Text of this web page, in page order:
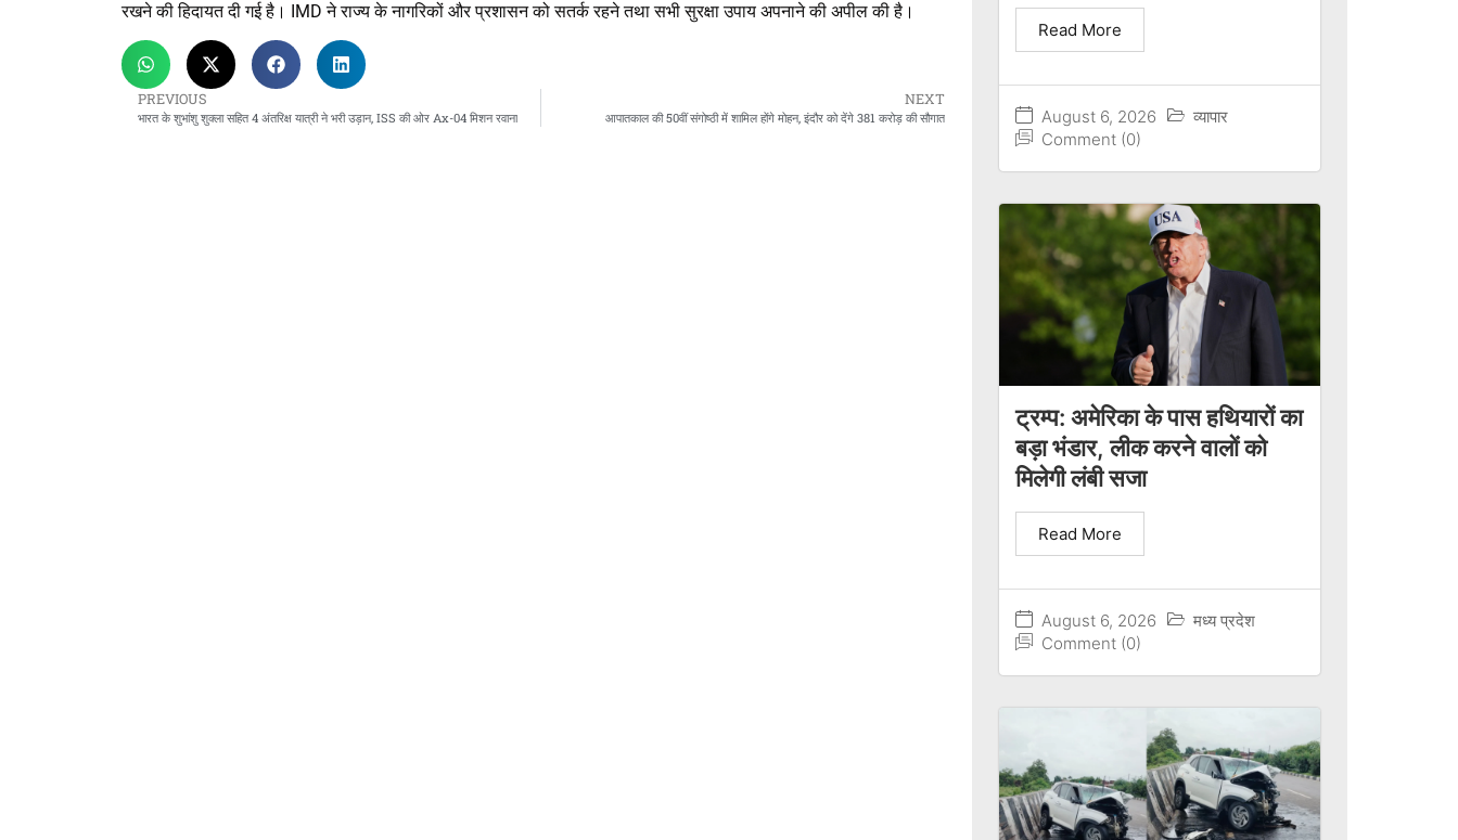
रखने की हिदायत दी गई है। IMD ने राज्य के नागरिकों और प्रशासन को सतर्क रहने तथा सभी सुरक्षा उपाय अपनाने की अपील की है।
PREVIOUS
भारत के शुभांशु शुक्ला सहित 4 अंतरिक्ष यात्री ने भरी उड़ान, ISS की ओर Ax-04 मिशन रवाना
NEXT
आपातकाल की 50वीं संगोष्ठी में शामिल होंगे मोहन, इंदौर को देंगे 381 करोड़ की सौगात August 6, 2026
व्यापार
Comment (0)
Read More
ट्रम्प: अमेरिका के पास हथियारों का
बड़ा भंडार, लीक करने वालों को
मिलेगी लंबी सजा
August 6, 2026
मध्य प्रदेश
Comment (0)
Read More